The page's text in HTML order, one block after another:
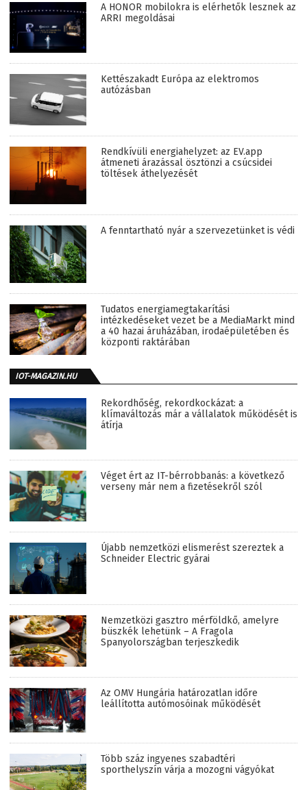
A HONOR mobilokra is elérhetők lesznek az
ARRI megoldásai
Kettészakadt Európa az elektromos
autózásban
Rendkívüli energiahelyzet: az EV.app
átmeneti árazással ösztönzi a csúcsidei
töltések áthelyezését
A fenntartható nyár a szervezetünket is védi
Tudatos energiamegtakarítási
intézkedéseket vezet be a MediaMarkt mind
a 40 hazai áruházában, irodaépületében és
központi raktárában
IOT-MAGAZIN.HU
Rekordhőség, rekordkockázat: a
klímaváltozás már a vállalatok működését is
átírja
Véget ért az IT-bérrobbanás: a következő
verseny már nem a fizetésekről szól
Újabb nemzetközi elismerést szereztek a
Schneider Electric gyárai
Nemzetközi gasztro mérföldkő, amelyre
büszkék lehetünk – A Fragola
Spanyolországban terjeszkedik
Az OMV Hungária határozatlan időre
leállította autómosóinak működését
Több száz ingyenes szabadtéri
sporthelyszín várja a mozogni vágyókat